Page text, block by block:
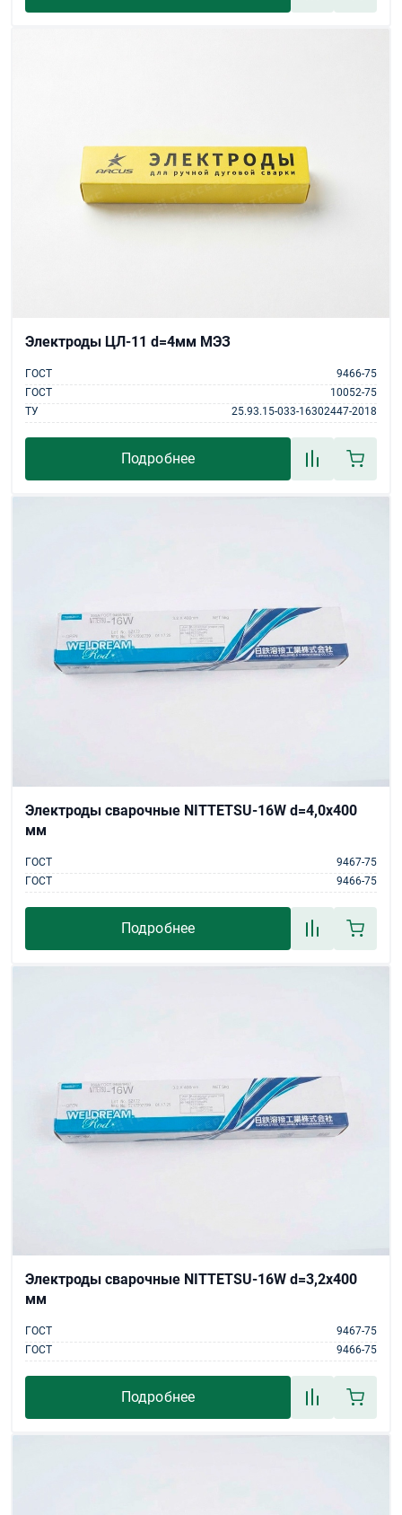
Электроды ЦЛ-11 d=4мм МЭЗ
ГОСТ
9466-75
ГОСТ
10052-75
ТУ
25.93.15-033-16302447-2018
Подробнее
Электроды сварочные NITTETSU-16W d=4,0х400
мм
ГОСТ
9467-75
ГОСТ
9466-75
Подробнее
Электроды сварочные NITTETSU-16W d=3,2х400
мм
ГОСТ
9467-75
ГОСТ
9466-75
Подробнее